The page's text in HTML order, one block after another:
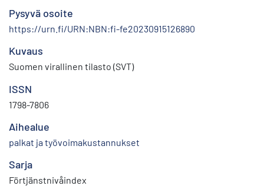
Pysyvä osoite
https://urn.fi/URN:NBN:fi-fe20230915126890
Kuvaus
Suomen virallinen tilasto (SVT)
ISSN
1798-7806
Aihealue
palkat ja työvoimakustannukset
Sarja
Förtjänstnivåindex